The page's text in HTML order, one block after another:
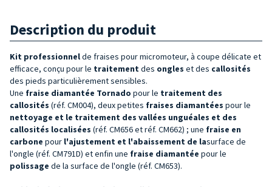
Description du produit
Kit professionnelde fraises pour micromoteur, à coupe délicate et
efficace, conçu pour le traitement des ongles et des callosités
des pieds particulièrement sensibles.
Une fraise diamantée Tornado pour le traitement des
callosités (réf. CM004), deux petites fraises diamantées pour le
nettoyage et le traitement des vallées unguéales et des
callosités localisées (réf. CM656 et réf. CM662) ; une fraise en
carbone pour l'ajustement et l'abaissement de lasurface de
l'ongle (réf. CM791D) et enfin une fraise diamantée pour le
polissage de la surface de l'ongle (réf. CM653).